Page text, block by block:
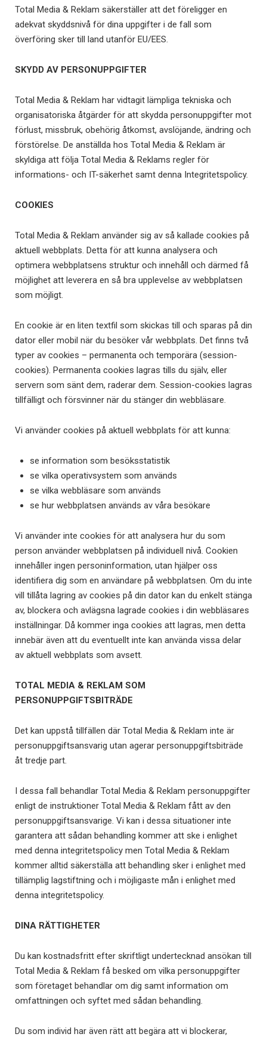
Total Media & Reklam säkerställer att det föreligger en
adekvat skyddsnivå för dina uppgifter i de fall som
överföring sker till land utanför EU/EES.
SKYDD AV PERSONUPPGIFTER
Total Media & Reklam har vidtagit lämpliga tekniska och
organisatoriska åtgärder för att skydda personuppgifter mot
förlust, missbruk, obehörig åtkomst, avslöjande, ändring och
förstörelse. De anställda hos Total Media & Reklam är
skyldiga att följa Total Media & Reklams regler för
informations- och IT-säkerhet samt denna Integritetspolicy.
COOKIES
Total Media & Reklam använder sig av så kallade cookies på
aktuell webbplats. Detta för att kunna analysera och
optimera webbplatsens struktur och innehåll och därmed få
möjlighet att leverera en så bra upplevelse av webbplatsen
som möjligt.
En cookie är en liten textfil som skickas till och sparas på din
dator eller mobil när du besöker vår webbplats. Det finns två
typer av cookies – permanenta och temporära (session-
cookies). Permanenta cookies lagras tills du själv, eller
servern som sänt dem, raderar dem. Session-cookies lagras
tillfälligt och försvinner när du stänger din webbläsare.
Vi använder cookies på aktuell webbplats för att kunna:
se information som besöksstatistik
se vilka operativsystem som används
se vilka webbläsare som används
se hur webbplatsen används av våra besökare
Vi använder inte cookies för att analysera hur du som
person använder webbplatsen på individuell nivå. Cookien
innehåller ingen personinformation, utan hjälper oss
identifiera dig som en användare på webbplatsen. Om du inte
vill tillåta lagring av cookies på din dator kan du enkelt stänga
av, blockera och avlägsna lagrade cookies i din webbläsares
inställningar. Då kommer inga cookies att lagras, men detta
innebär även att du eventuellt inte kan använda vissa delar
av aktuell webbplats som avsett.
TOTAL MEDIA & REKLAM SOM
PERSONUPPGIFTSBITRÄDE
Det kan uppstå tillfällen där Total Media & Reklam inte är
personuppgiftsansvarig utan agerar personuppgiftsbiträde
åt tredje part.
I dessa fall behandlar Total Media & Reklam personuppgifter
enligt de instruktioner Total Media & Reklam fått av den
personuppgiftsansvarige. Vi kan i dessa situationer inte
garantera att sådan behandling kommer att ske i enlighet
med denna integritetspolicy men Total Media & Reklam
kommer alltid säkerställa att behandling sker i enlighet med
tillämplig lagstiftning och i möjligaste mån i enlighet med
denna integritetspolicy.
DINA RÄTTIGHETER
Du kan kostnadsfritt efter skriftligt undertecknad ansökan till
Total Media & Reklam få besked om vilka personuppgifter
som företaget behandlar om dig samt information om
omfattningen och syftet med sådan behandling.
Du som individ har även rätt att begära att vi blockerar,